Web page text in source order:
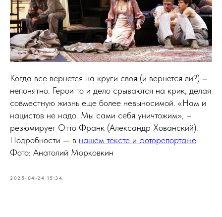
Когда все вернется на круги своя (и вернется ли?) –
непонятно. Герои то и дело срываются на крик, делая
совместную жизнь еще более невыносимой. «Нам и
нацистов не надо. Мы сами себя уничтожим», –
резюмирует Отто Франк (Александр Хованский).
Подробности — в нашем тексте и фоторепортаже
Фото: Анатолий Морковкин
2025-04-24 15:34